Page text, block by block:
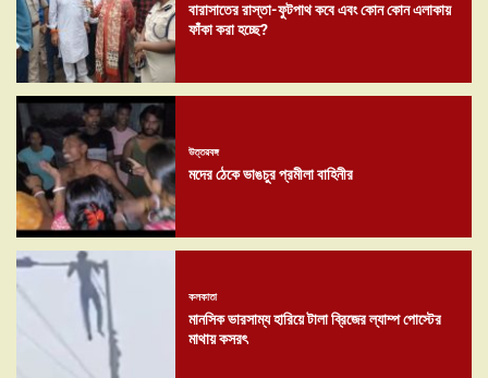
বারাসাতের রাস্তা-ফুটপাথ কবে এবং কোন কোন এলাকায়
ফাঁকা করা হচ্ছে?
উত্তরবঙ্গ
মদের ঠেকে ভাঙচুর প্রমীলা বাহিনীর
কলকাতা
মানসিক ভারসাম্য হারিয়ে টালা ব্রিজের ল্যাম্প পোস্টের
মাথায় কসরৎ